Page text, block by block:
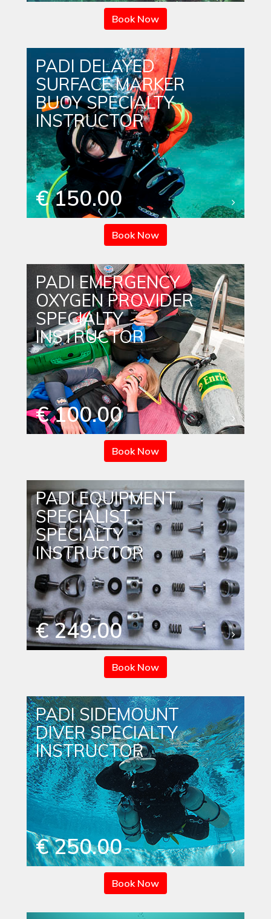
Book Now
PADI DELAYED
SURFACE MARKER
BUOY SPECIALTY
INSTRUCTOR
€ 150.00
Book Now
PADI EMERGENCY
OXYGEN PROVIDER
SPECIALTY
INSTRUCTOR
€ 100.00
Book Now
PADI EQUIPMENT
SPECIALIST
SPECIALTY
INSTRUCTOR
€ 249.00
Book Now
PADI SIDEMOUNT
DIVER SPECIALTY
INSTRUCTOR
€ 250.00
Book Now